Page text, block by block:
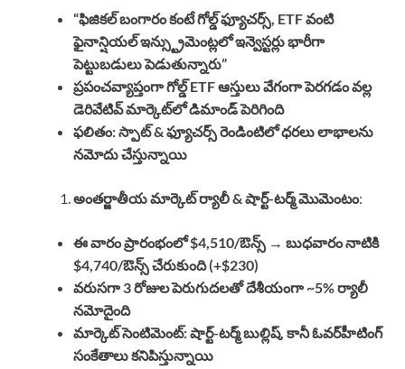
“ఫిజికల్ బంగారం కంటే గోల్డ్ ఫ్యూచర్స్, ETF వంటి
ఫైనాన్షియల్ ఇన్స్ట్రుమెంట్లలో ఇన్వెస్టర్లు భారీగా
పెట్టుబడులు పెడుతున్నారు”
ప్రపంచవ్యాప్తంగా గోల్డ్ ETF ఆస్తులు వేగంగా పెరగడం వల్ల
డెరివేటివ్ మార్కెట్‌లో డిమాండ్ పెరిగింది
ఫలితం: స్పాట్ & ఫ్యూచర్స్ రెండింటిలో ధరలు లాభాలను
నమోదు చేస్తున్నాయి
అంతర్జాతీయ మార్కెట్ ర్యాలీ & షార్ట్-టర్మ్ మొమెంటం:
ఈ వారం ప్రారంభంలో $4,510/ఔన్స్ → బుధవారం నాటికి
$4,740/ఔన్స్ చేరుకుంది (+$230)
వరుసగా 3 రోజుల పెరుగుదలతో దేశీయంగా ~5% ర్యాలీ
నమోదైంది
మార్కెట్ సెంటిమెంట్: షార్ట్-టర్మ్ బుల్లిష్, కానీ ఓవర్‌హీటింగ్
సంకేతాలు కనిపిస్తున్నాయి